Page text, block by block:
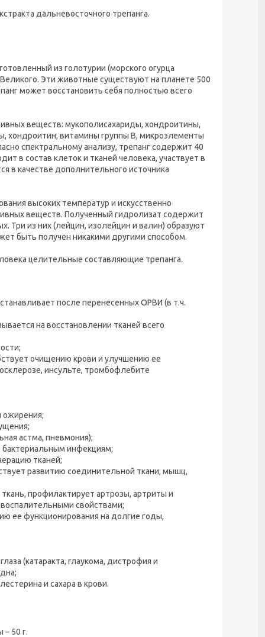
дальневосточного трепанга.
из голотурии (морского огурца
Эти животные существуют на планете 500
может восстановить себя полностью всего
веществ: мукополисахариды, хондроитины,
хондроитин, витамины группы В, микроэлементы
спектральному анализу, трепанг содержит 40
в состав клеток и тканей человека, участвует в
в качестве дополнительного источника
высоких температур и искусственно
веществ. Полученный гидролизат содержит
Три из них (лейцин, изолейцин и валин) образуют
быть получен никакими другими способом.
целительные составляющие трепанга.
после перенесенных ОРВИ (в т.ч.
на восстановлении тканей всего
очищению крови и улучшению ее
инсульте, тромбофлебите
ожирения;
астма, пневмония);
бактериальным инфекциям;
тканей;
развитию соединительной ткани, мышц,
профилактирует артрозы, артриты и
свойствами;
ее функционирования на долгие годы,
(катаракта, глаукома, дистрофия и
и сахара в крови.
– 50 г.